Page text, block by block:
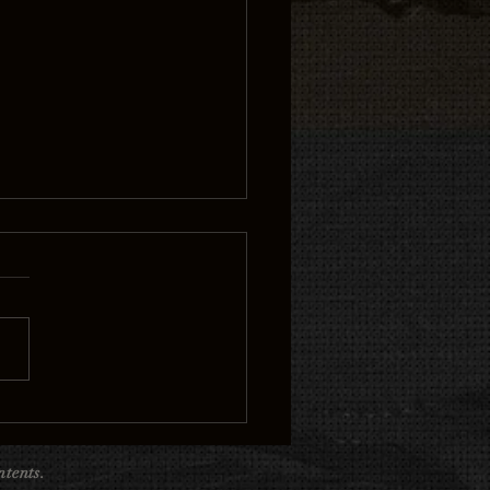
間の価値と人生の物語
特別なデザイン ⏰